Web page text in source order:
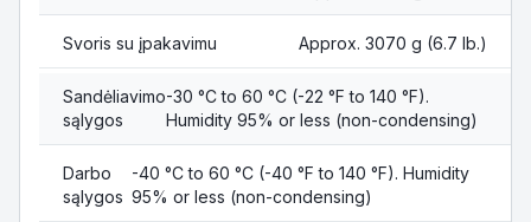
Svoris su įpakavimu Approx. 3070 g (6.7 lb.)
Sandėliavimo
sąlygos
-30 °C to 60 °C (-22 °F to 140 °F).
Humidity 95% or less (non-condensing)
Darbo
sąlygos
-40 °C to 60 °C (-40 °F to 140 °F). Humidity
95% or less (non-condensing)